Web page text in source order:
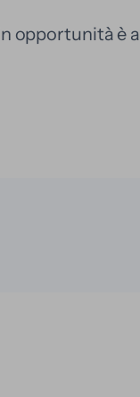
opportunità è